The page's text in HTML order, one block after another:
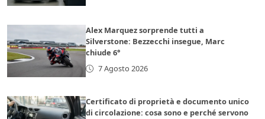
Alex Marquez sorprende tutti a
Silverstone: Bezzecchi insegue, Marc
chiude 6°
7 Agosto 2026
Certificato di proprietà e documento unico
di circolazione: cosa sono e perché servono